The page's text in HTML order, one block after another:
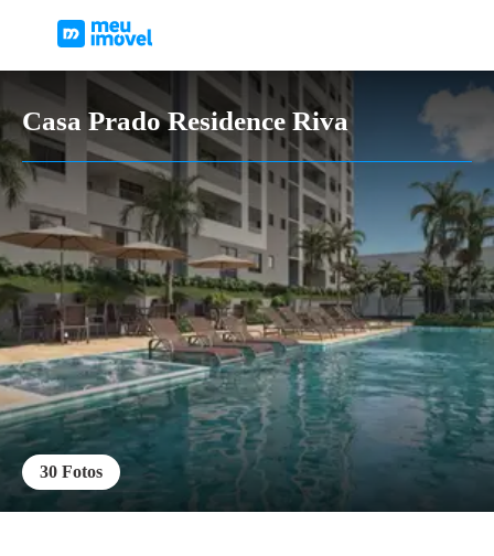
Casa Prado Residence Riva
30 Fotos